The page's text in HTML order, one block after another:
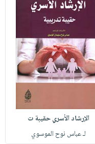
الإرشاد الأسري حقيبة ت
لـ عباس نوح الموسوي